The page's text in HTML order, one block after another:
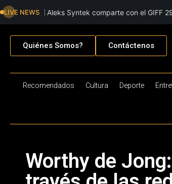
LIVE NEWS
Aleks Syntek comparte con el GIFF
creación musica
Quiénes Somos? Contáctenos
Recomendados Cultura Deporte
Worthy de